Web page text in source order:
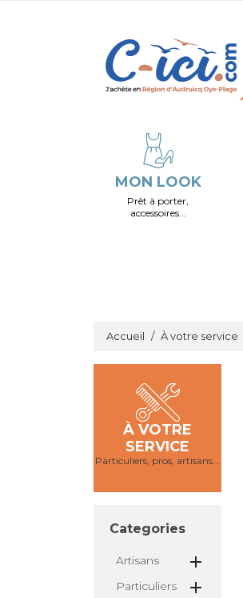
MON LOOK
Prêt à porter,
accessoires...
Accueil À votre service
À VOTRE
SERVICE
Particuliers, pros, artisans...
Categories
Artisans 
Particuliers 